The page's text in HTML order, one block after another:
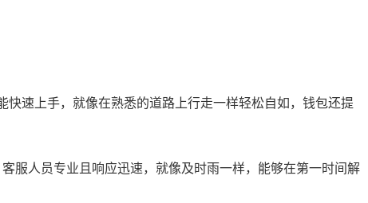
速上手，就像在熟悉的道路上行走一样轻松自如，钱包还提
服人员专业且响应迅速，就像及时雨一样，能够在第一时间解